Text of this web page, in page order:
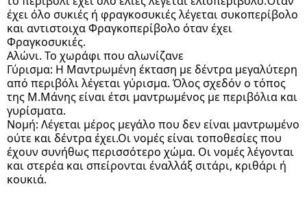
έχει όλο συκιές ή φραγκοσυκιές λέγεται συκοπερίβολο
και αντιστοιχα Φραγκοπερίβολο όταν έχει
Φραγκοσυκιές.
Αλώνι. Το χωράφι που αλωνίζανε
Γύρισμα: Η Μαντρωμένη έκταση με δέντρα μεγαλύτερη
από περιβόλι λέγεται γύρισμα. Όλος σχεδόν ο τόπος
της Μ.Μάνης είναι έτσι μαντρωμένος με περιβόλια και
γυρίσματα.
Νομή: Λέγεται μέρος μεγάλο που δεν είναι μαντρωμένο
ούτε και δέντρα έχει.Οι νομές είναι τοποθεσίες που
έχουν συνήθως περισσότερο χώμα. Οι νομές λέγονται
και στερέα και σπείρονται έναλλάξ σιτάρι, κριθάρι ή
κουκιά.